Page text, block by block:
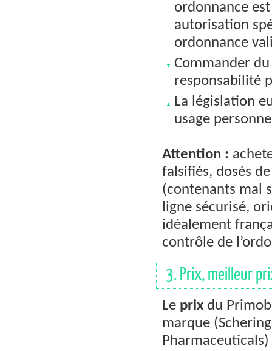
ordonnance
autorisation
ordonnance
Commander
responsabilité
La législation
usage
Attention :
falsifiés, dosés
(contenants mal
ligne sécurisé,
idéalement
contrôle de
3. Prix, meilleur
Le prix du
marque